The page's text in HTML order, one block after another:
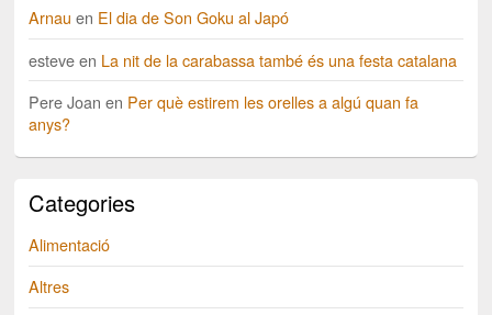
Arnau en El dia de Son Goku al Japó
esteveen La nit de la carabassa també és una festa catalana
Pere Joan en Per què estirem les orelles a algú quan fa
anys?
Categories
Alimentació
Altres